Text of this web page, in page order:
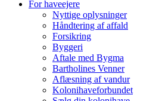
For haveejere
Nyttige oplysninger
Håndtering af affald
Forsikring
Byggeri
Aftale med Bygma
Bartholines Venner
Aflæsning af vandur
Kolonihaveforbundet